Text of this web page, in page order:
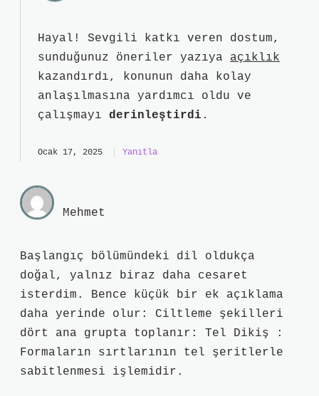
Hayal! Sevgili katkı veren dostum,
sunduğunuz öneriler yazıya açıklık
kazandırdı, konunun daha kolay
anlaşılmasına yardımcı oldu ve
çalışmayı derinleştirdi .
Ocak 17, 2025 Yanıtla
Mehmet
Başlangıç bölümündeki dil oldukça
doğal, yalnız biraz daha cesaret
isterdim. Bence küçük bir ek açıklama
daha yerinde olur: Ciltleme şekilleri
dört ana grupta toplanır: Tel Dikiş :
Formaların sırtlarının tel şeritlerle
sabitlenmesi işlemidir.